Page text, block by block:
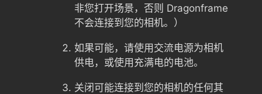
非您打开场景，否则 Dragonframe
不会连接到您的相机。）
如果可能，请使用交流电源为相机
供电，或使用充满电的电池。
关闭可能连接到您的相机的任何其